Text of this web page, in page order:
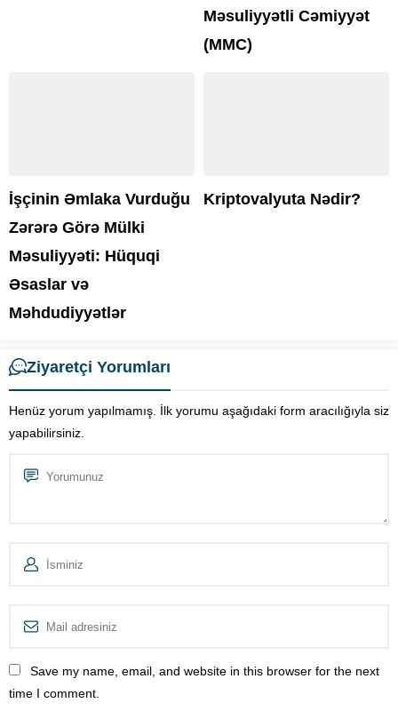
Məsuliyyətli Cəmiyyət
(MMC)
İşçinin Əmlaka Vurduğu
Zərərə Görə Mülki
Məsuliyyəti: Hüquqi
Əsaslar və
Məhdudiyyətlər
Kriptovalyuta Nədir?
Ziyaretçi Yorumları
Henüz yorum yapılmamış. İlk yorumu aşağıdaki form aracılığıyla siz
yapabilirsiniz.
Save my name, email, and website in this browser for the next
time I comment.